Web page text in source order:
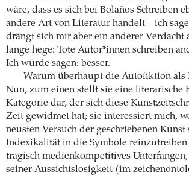
wäre, dass es sich bei Bolaños Schreiben
andere Art von Literatur handelt – ich
drängt sich mir aber ein anderer Verdacht
lange hege: Tote Autor*innen schreiben
Ich würde sagen: besser.
Warum überhaupt die Autofiktion als
Nun, zum einen stellt sie eine literarische
Kategorie dar, der sich diese
Zeit gewidmet hat; sie interessiert mich,
neusten Versuch der geschriebenen Kunst
Indexikalität in die Symbole reinzutreiben
tragisch medienkompetitives
seiner Aussichtslosigkeit (im